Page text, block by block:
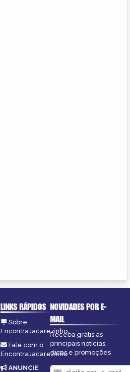
LINKS RÁPIDOS
Sobre
EncontraJacarezinho
Fale com o
EncontraJacarezinho
ANUNCIE:
NOVIDADES POR E-
MAIL
Receba grátis as
principais notícias,
dicas e promoções